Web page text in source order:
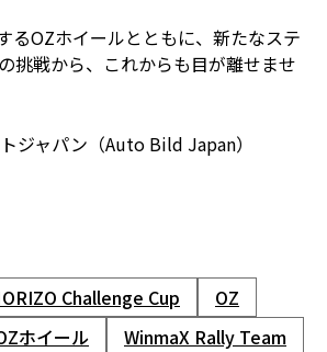
るOZホイールとともに、新たなステ
挑戦から、これからも目が離せませ
ジャパン（Auto Bild Japan）
Challenge Cup
OZ
ホイール
WinmaX Rally Team